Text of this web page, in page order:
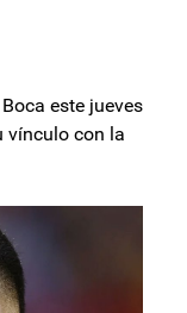
este jueves
vínculo con la